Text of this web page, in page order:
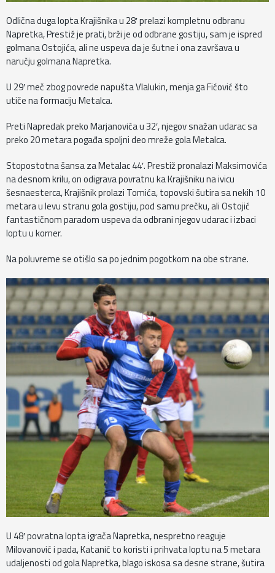
Odlična duga lopta Krajišnika u 28′ prelazi kompletnu odbranu
Napretka, Prestiž je prati, brži je od odbrane gostiju, sam je ispred
golmana Ostojića, ali ne uspeva da je šutne i ona završava u
naručju golmana Napretka.
U 29′ meč zbog povrede napušta Vlalukin, menja ga Fićović što
utiče na formaciju Metalca.
Preti Napredak preko Marjanovića u 32′, njegov snažan udarac sa
preko 20 metara pogađa spoljni deo mreže gola Metalca.
Stopostotna šansa za Metalac 44′. Prestiž pronalazi Maksimovića
na desnom krilu, on odigrava povratnu ka Krajišniku na ivicu
šesnaesterca, Krajišnik prolazi Tomića, topovski šutira sa nekih 10
metara u levu stranu gola gostiju, pod samu prečku, ali Ostojić
fantastičnom paradom uspeva da odbrani njegov udarac i izbaci
loptu u korner.
Na poluvreme se otišlo sa po jednim pogotkom na obe strane.
U 48′ povratna lopta igrača Napretka, nespretno reaguje
Milovanović i pada, Katanić to koristi i prihvata loptu na 5 metara
udaljenosti od gola Napretka, blago iskosa sa desne strane, šutira